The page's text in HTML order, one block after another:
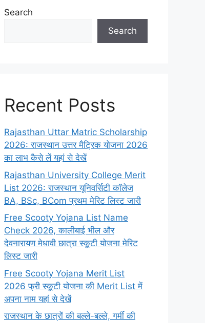
Search
Search
Recent Posts
Rajasthan Uttar Matric Scholarship
2026: राजस्थान उत्तर मैट्रिक योजना 2026
का लाभ कैसे लें यहां से देखें
Rajasthan University College Merit
List 2026: राजस्थान यूनिवर्सिटी कॉलेज
BA, BSc, BCom प्रथम मेरिट लिस्ट जारी
Free Scooty Yojana List Name
Check 2026, कालीबाई भील और
देवनारायण मेधावी छात्रा स्कूटी योजना मेरिट
लिस्ट जारी
Free Scooty Yojana Merit List
2026 फ्री स्कूटी योजना की Merit List में
अपना नाम यहां से देखें
राजस्थान के छात्रों की बल्ले-बल्ले, गर्मी की